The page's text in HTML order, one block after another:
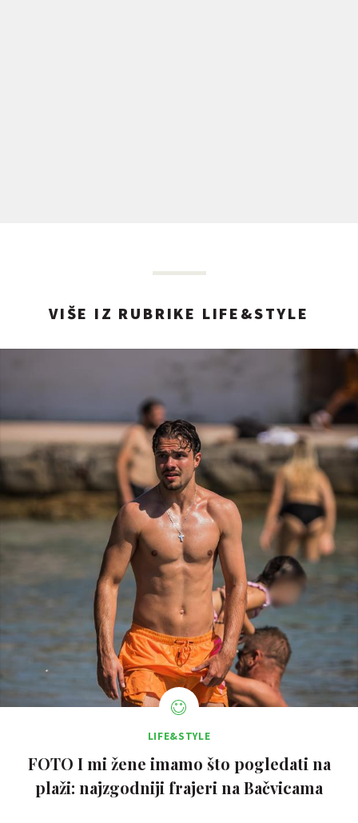
VIŠE IZ RUBRIKE LIFE&STYLE
LIFE&STYLE
FOTO I mi žene imamo što pogledati na
plaži: najzgodniji frajeri na Bačvicama